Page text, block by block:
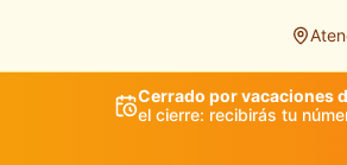
Cerrado por vacaciones
el cierre: recibirás tu